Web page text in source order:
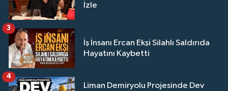
İzle
İş İnsanı Ercan Ekşi Silahlı Saldırıda
Hayatını Kaybetti
3
Liman Demiryolu Projesinde Dev
4